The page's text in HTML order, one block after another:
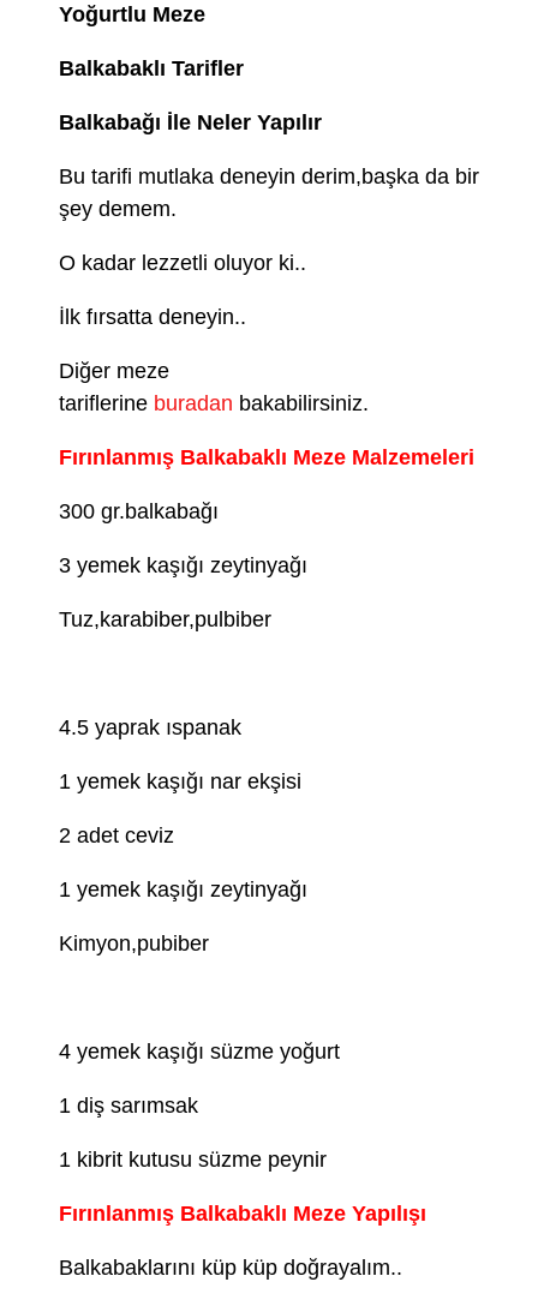
Yoğurtlu Meze
Balkabaklı Tarifler
Balkabağı İle Neler Yapılır
Bu tarifi mutlaka deneyin derim,başka da bir
şey demem.
O kadar lezzetli oluyor ki..
İlk fırsatta deneyin..
Diğer meze
tariflerine buradan bakabilirsiniz.
Fırınlanmış Balkabaklı Meze Malzemeleri
300 gr.balkabağı
3 yemek kaşığı zeytinyağı
Tuz,karabiber,pulbiber
4.5 yaprak ıspanak
1 yemek kaşığı nar ekşisi
2 adet ceviz
1 yemek kaşığı zeytinyağı
Kimyon,pubiber
4 yemek kaşığı süzme yoğurt
1 diş sarımsak
1 kibrit kutusu süzme peynir
Fırınlanmış Balkabaklı Meze Yapılışı
Balkabaklarını küp küp doğrayalım..